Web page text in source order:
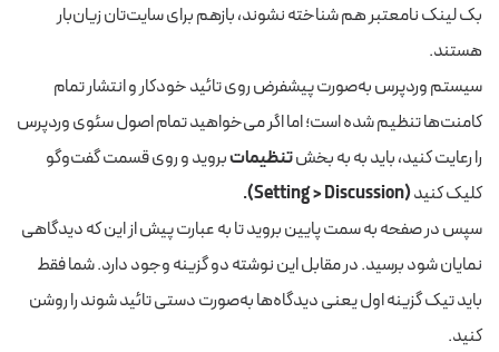
بک لینک نامعتبر هم شناخته نشوند، بازهم برای سایت‌تان زیان‌بار
هستند.
سیستم وردپرس به‌صورت پیشفرض روی تائید خودکار و انتشار تمام
کامنت‌ها تنظیم شده است؛ اما اگر می‌خواهید تمام اصول سئوی وردپرس
را رعایت کنید، باید به به بخشتنظیماتبروید و روی قسمت گفت‌و‌گو
کلیک کنید(Setting > Discussion).
سپس در صفحه به سمت پایین بروید تا به عبارت پیش از این که دیدگاهی
نمایان شود برسید. در مقابل این نوشته دو گزینه وجود دارد. شما فقط
باید تیک گزینه اول یعنی دیدگاه‌ها به‌صورت دستی تائید شوند را روشن
کنید.